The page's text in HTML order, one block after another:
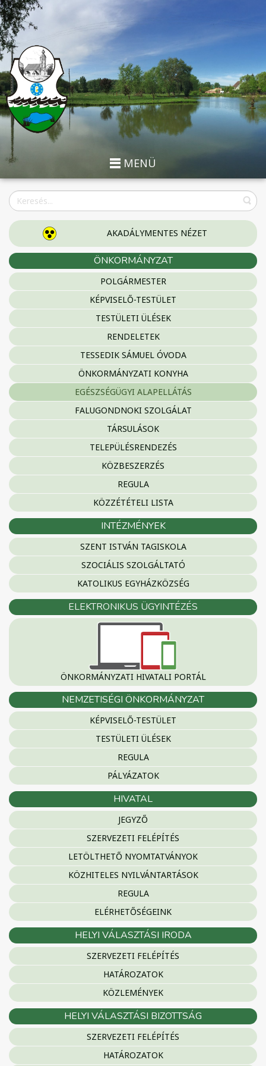
MENÜ
AKADÁLYMENTES NÉZET
ÖNKORMÁNYZAT
POLGÁRMESTER
KÉPVISELŐ-TESTÜLET
TESTÜLETI ÜLÉSEK
RENDELETEK
TESSEDIK SÁMUEL ÓVODA
ÖNKORMÁNYZATI KONYHA
EGÉSZSÉGÜGYI ALAPELLÁTÁS
FALUGONDNOKI SZOLGÁLAT
TÁRSULÁSOK
TELEPÜLÉSRENDEZÉS
KÖZBESZERZÉS
REGULA
KÖZZÉTÉTELI LISTA
INTÉZMÉNYEK
SZENT ISTVÁN TAGISKOLA
SZOCIÁLIS SZOLGÁLTATÓ
KATOLIKUS EGYHÁZKÖZSÉG
ELEKTRONIKUS ÜGYINTÉZÉS
ÖNKORMÁNYZATI HIVATALI PORTÁL
NEMZETISÉGI ÖNKORMÁNYZAT
KÉPVISELŐ-TESTÜLET
TESTÜLETI ÜLÉSEK
REGULA
PÁLYÁZATOK
HIVATAL
JEGYZŐ
SZERVEZETI FELÉPÍTÉS
LETÖLTHETŐ NYOMTATVÁNYOK
KÖZHITELES NYILVÁNTARTÁSOK
REGULA
ELÉRHETŐSÉGEINK
HELYI VÁLASZTÁSI IRODA
SZERVEZETI FELÉPÍTÉS
HATÁROZATOK
KÖZLEMÉNYEK
HELYI VÁLASZTÁSI BIZOTTSÁG
SZERVEZETI FELÉPÍTÉS
HATÁROZATOK